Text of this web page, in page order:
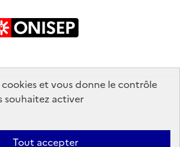
et vous donne le contrôle
souhaitez activer
Tout accepter